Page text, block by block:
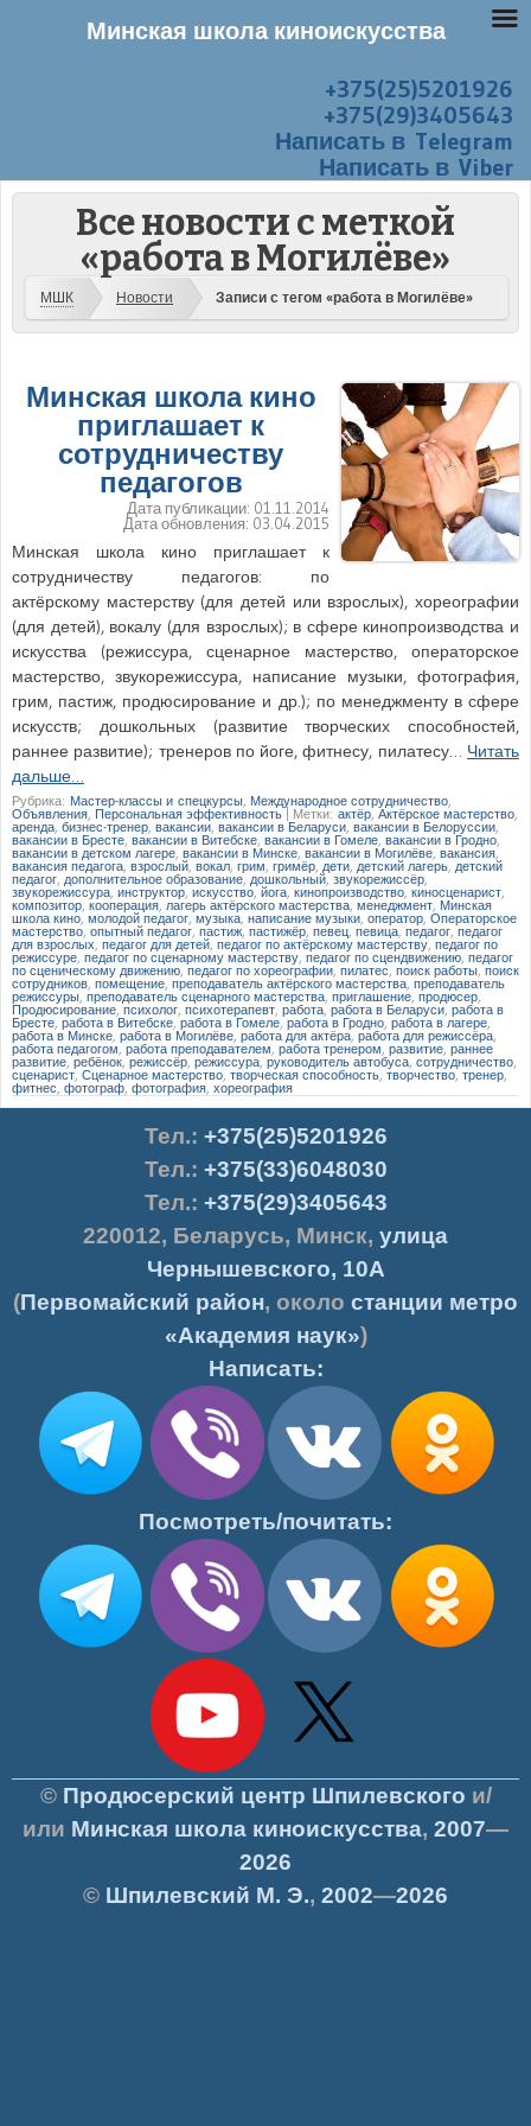
+375(25)5201926
+375(29)3405643
Написать в Telegram
Написать в Viber
Все новости с меткой
«работа в Могилёве»
МШК Новости Записи с тегом «работа в Могилёве»
Минская школа кино
приглашает к
сотрудничеству
педагогов
Дата публикации: 01.11.2014
Дата обновления: 03.04.2015
Минская школа кино приглашает к
сотрудничеству педагогов: по
актёрскому мастерству (для детей или взрослых), хореографии
(для детей), вокалу (для взрослых); в сфере кинопроизводства и
искусства (режиссура, сценарное мастерство, операторское
мастерство, звукорежиссура, написание музыки, фотография,
грим, пастиж, продюсирование и др.); по менеджменту в сфере
искусств; дошкольных (развитие творческих способностей,
раннее развитие); тренеров по йоге, фитнесу, пилатесу… Читать
дальше…
Рубрика: Мастер-классы и спецкурсы Международное сотрудничество
Объявления Персональная эффективность | Метки: актёр, Актёрское мастерство
аренда бизнес-тренер вакансии вакансии в Беларуси вакансии в Белоруссии
вакансии в Бресте вакансии в Витебске вакансии в Гомеле вакансии в Гродно
вакансии в детском лагере вакансии в Минске вакансии в Могилёве вакансия,
вакансия педагога взрослый вокал грим гримёр дети детский лагерь детский
педагог дополнительное образование, дошкольный,звукорежиссёр
звукорежиссура инструктор искусство,йога кинопроизводство киносценарист
композитор кооперация лагерь актёрского мастерства менеджмент Минская
школа кино, молодой педагог ,музыка написание музыки оператор Операторское
мастерство опытный педагог пастиж пастижёр певец певица педагог ,педагог
для взрослых педагог для детей педагог по актёрскому мастерству педагог по
режиссуре педагог по сценарному мастерству педагог по сцендвижению педагог
по сценическому движению ,педагог по хореографии пилатес поиск работы ,поиск
сотрудников помещение преподаватель актёрского мастерства преподаватель
режиссуры преподаватель сценарного мастерства приглашение продюсер
Продюсирование ,психолог психотерапевт работа, работа в Беларуси, работа в
Бресте работа в Витебске ,работа в Гомеле,работа в Гродно работа в лагере
работа в Минске работа в Могилёве работа для актёра работа для режиссёра
работа педагогом, работа преподавателем работа тренером развитие раннее
развитие ,ребёнок ,режиссёр режиссура руководитель автобуса сотрудничество
сценарист, Сценарное мастерство творческая способность творчество, тренер
фитнес фотограф фотография хореография
Тел.: +375(25)5201926
Тел.: +375(33)6048030
Тел.: +375(29)3405643
220012, Беларусь, Минск, улица
Чернышевского, 10А
(Первомайский район, около станции метро
«Академия наук»)
Написать:
Посмотреть/почитать:
© Продюсерский центр Шпилевского и/
или Минская школа киноискусства, 2007—
2026
© Шпилевский М. Э., 2002—2026
Минская школа киноискусства